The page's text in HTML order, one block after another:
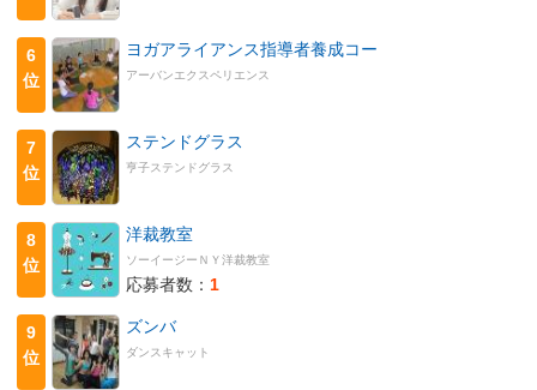
6
位
ヨガアライアンス指導者養成コー
アーバンエクスペリエンス
7
位
ステンドグラス
亨子ステンドグラス
8
位
洋裁教室
ソーイージーＮＹ洋裁教室
応募者数： 1
9
位
ズンバ
ダンスキャット